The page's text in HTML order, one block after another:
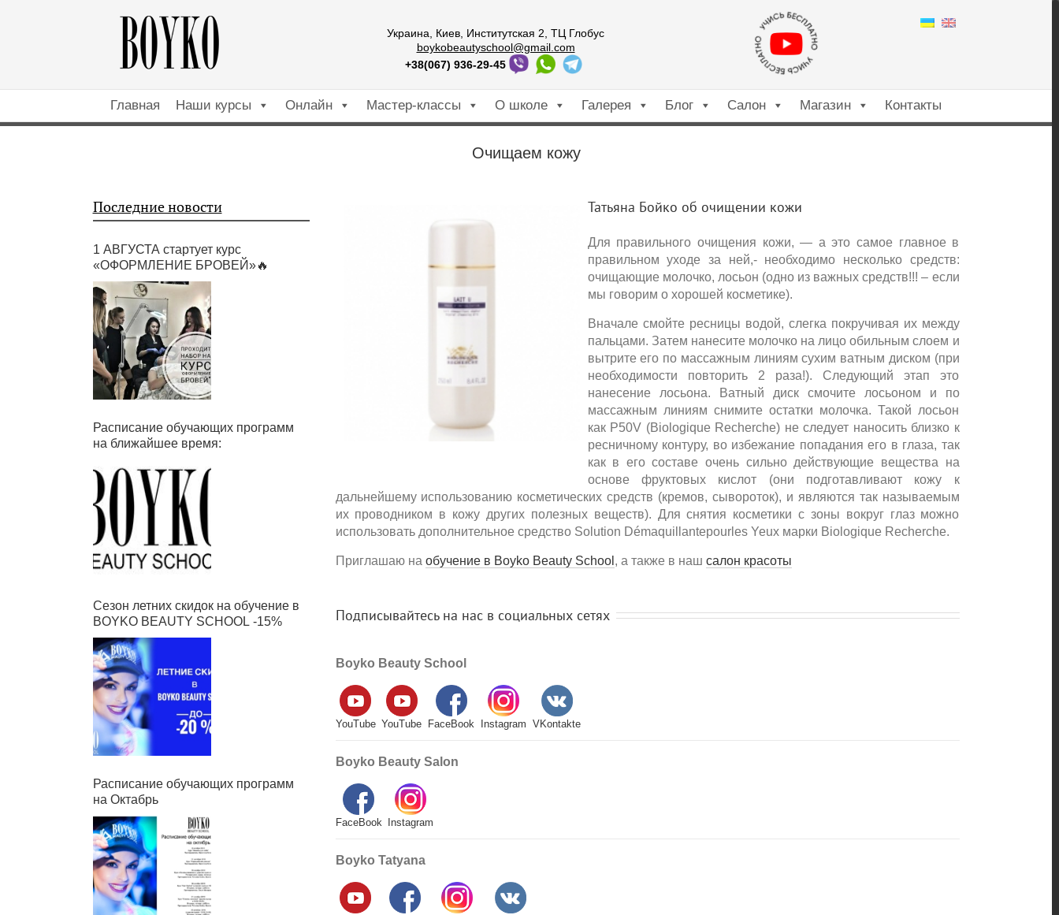
Украина, Киев, Институтская 2, ТЦ Глобус
boykobeautyschool@gmail.com
+38(067) 936-29-45
Главная Наши курсы Онлайн Мастер-классы О школе Галерея Блог Салон Магазин Контакты
Очищаем кожу
Татьяна Бойко об очищении кожи
Для правильного очищения кожи, — а это самое главное в
правильном уходе за ней,- необходимо несколько средств:
очищающие молочко, лосьон (одно из важных средств!!! – если
мы говорим о хорошей косметике).
Вначале смойте ресницы водой, слегка покручивая их между
пальцами. Затем нанесите молочко на лицо обильным слоем и
вытрите его по массажным линиям сухим ватным диском (при
необходимости повторить 2 раза!). Следующий этап это
нанесение лосьона. Ватный диск смочите лосьоном и по
массажным линиям снимите остатки молочка. Такой лосьон
как Р50V (Biologique Recherche) не следует наносить близко к
ресничному контуру, во избежание попадания его в глаза, так
как в его составе очень сильно действующие вещества на
основе фруктовых кислот (они подготавливают кожу к
дальнейшему использованию косметических средств (кремов, сывороток), и являются так называемым
их проводником в кожу других полезных веществ). Для снятия косметики с зоны вокруг глаз можно
использовать дополнительное средство Solution Démaquillantepourles Yeux марки Biologique Recherche.
Приглашаю наобучение в Boyko Beauty School, а также в нашсалон красоты
Подписывайтесь на нас в социальных сетях
Boyko Beauty School
YouTube YouTube FaceBook Instagram VKontakte
Boyko Beauty Salon
FaceBook Instagram
Boyko Tatyana
Последние новости
1 АВГУСТА стартует курс
«ОФОРМЛЕНИЕ БРОВЕЙ»🔥
Расписание обучающих программ
на ближайшее время:
Сезон летних скидок на обучение в
BOYKO BEAUTY SCHOOL -15%
Расписание обучающих программ
на Октабрь